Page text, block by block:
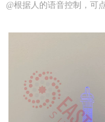
@根据人的语音控制，可